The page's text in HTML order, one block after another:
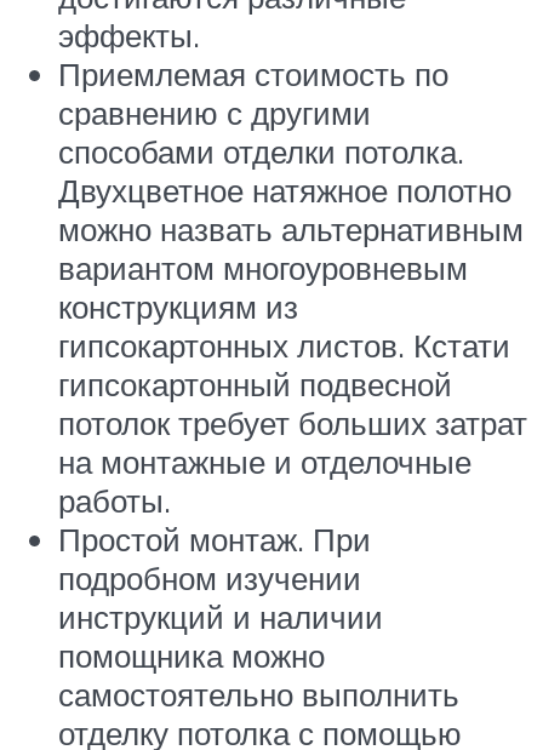
эффекты.
Приемлемая стоимость по
сравнению с другими
способами отделки потолка.
Двухцветное натяжное полотно
можно назвать альтернативным
вариантом многоуровневым
конструкциям из
гипсокартонных листов. Кстати
гипсокартонный подвесной
потолок требует больших затрат
на монтажные и отделочные
работы.
Простой монтаж. При
подробном изучении
инструкций и наличии
помощника можно
самостоятельно выполнить
отделку потолка с помощью